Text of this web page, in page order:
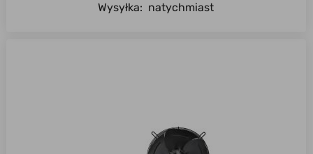
Wysyłka: natychmiast